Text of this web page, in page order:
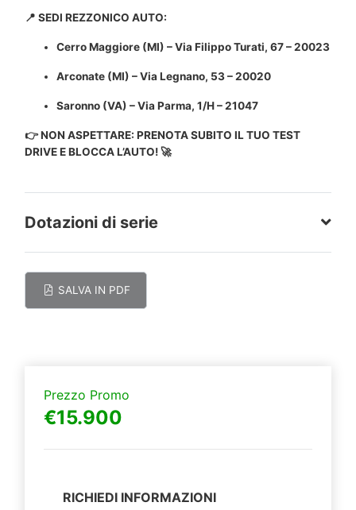
📍 SEDI REZZONICO AUTO:
Cerro Maggiore (MI) – Via Filippo Turati, 67 – 20023
Arconate (MI) – Via Legnano, 53 – 20020
Saronno (VA) – Via Parma, 1/H – 21047
👉 NON ASPETTARE: PRENOTA SUBITO IL TUO TEST
DRIVE E BLOCCA L’AUTO! 🚀
Dotazioni di serie
SALVA IN PDF
Prezzo Promo
€15.900
RICHIEDI INFORMAZIONI